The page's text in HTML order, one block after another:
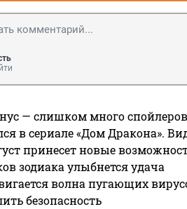
— слишком много
в сериале «Дом Дракона».
принесет новые
зодиака улыбнется удача
волна пугающих
безопасность